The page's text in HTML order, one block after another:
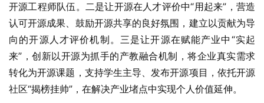
开源工程师队伍。二是让开源在人才评价中“用起来”，营造
认可开源成果、鼓励开源共享的良好氛围，建立以贡献为导
向的开源人才评价机制。三是让开源在赋能产业中“实起
来”，创新以开源为抓手的产教融合机制，将企业真实需求
转化为开源课题，支持学生主导、发布开源项目，依托开源
社区“揭榜挂帅”，在解决产业堵点中实现个人价值延伸。